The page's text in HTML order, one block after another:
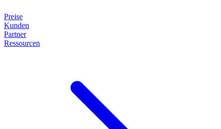
Preise
Kunden
Partner
Ressourcen